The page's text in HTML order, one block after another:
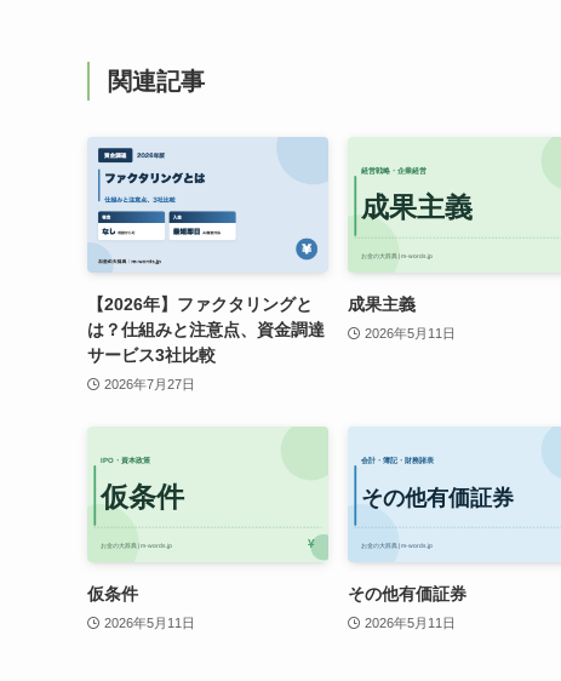
関連記事
【2026年】ファクタリングと
は？仕組みと注意点、資金調達
サービス3社比較
2026年7月27日
成果主義
2026年5月11日
仮条件
2026年5月11日
その他有価証券
2026年5月11日